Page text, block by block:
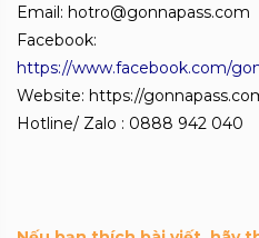
Email: hotro@gonnapass.com
Facebook:
https://www.facebook.com/
Website: https://
Hotline/ Zalo : 0888 942 040